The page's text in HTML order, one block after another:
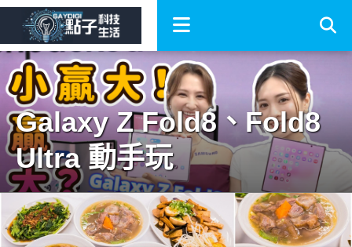
Galaxy Z Fold8、Fold8
Ultra 動手玩